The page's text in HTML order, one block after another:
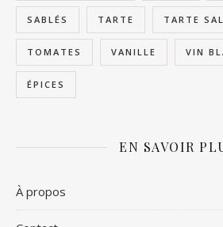
SABLÉS TARTE TARTE
TOMATES VANILLE VIN
ÉPICES
EN SAVOIR
À propos